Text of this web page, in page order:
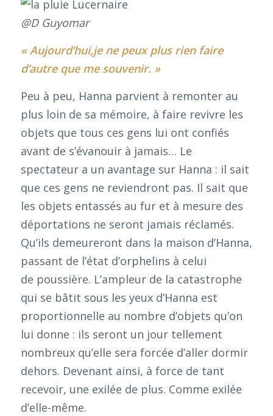
@D Guyomar
« Aujourd’hui,je ne peux plus rien faire
d’autre que me souvenir. »
Peu à peu, Hanna parvient à remonter au
plus loin de sa mémoire, à faire revivre les
objets que tous ces gens lui ont confiés
avant de s’évanouir à jamais… Le
spectateur a un avantage sur Hanna : il sait
que ces gens ne reviendront pas. Il sait que
les objets entassés au fur et à mesure des
déportations ne seront jamais réclamés.
Qu’ils demeureront dans la maison d’Hanna,
passant de l’état d’orphelins à celui
de poussière. L’ampleur de la catastrophe
qui se bâtit sous les yeux d’Hanna est
proportionnelle au nombre d’objets qu’on
lui donne : ils seront un jour tellement
nombreux qu’elle sera forcée d’aller dormir
dehors. Devenant ainsi, à force de tant
recevoir, une exilée de plus. Comme exilée
d’elle-même.